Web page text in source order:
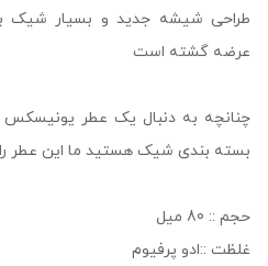
طراحی شیشه جدید و بسیار شیک
عرضه گشته است
چنانچه به دنبال یک عطر یونیسکس
بسته بندی شیک هستید ما این عطر
حجم :: 80 میل
غلظت ::ادو پرفیوم